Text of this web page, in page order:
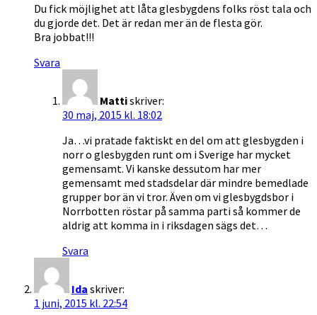
Du fick möjlighet att låta glesbygdens folks röst tala och
du gjorde det. Det är redan mer än de flesta gör.
Bra jobbat!!!
Svara
Mattiskriver:
30 maj, 2015 kl. 18:02
Ja…vi pratade faktiskt en del om att glesbygden i
norr o glesbygden runt om i Sverige har mycket
gemensamt. Vi kanske dessutom har mer
gemensamt med stadsdelar där mindre bemedlade
grupper bor än vi tror. Även om vi glesbygdsbor i
Norrbotten röstar på samma parti så kommer de
aldrig att komma in i riksdagen sägs det…
Svara
Ida skriver:
1 juni, 2015 kl. 22:54